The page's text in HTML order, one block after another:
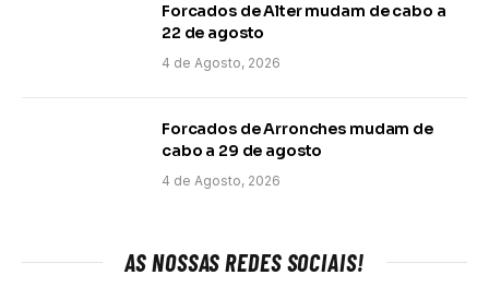
Forcados de Alter mudam de cabo a
22 de agosto
4 de Agosto, 2026
Forcados de Arronches mudam de
cabo a 29 de agosto
4 de Agosto, 2026
AS NOSSAS REDES SOCIAIS!